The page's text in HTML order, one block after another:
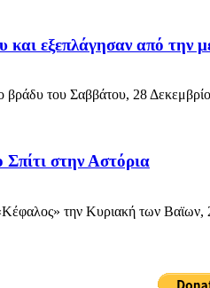
και εξεπλάγησαν από την
του Σαββάτου, 28
στην Αστόρια
την Κυριακή των Βαϊων,